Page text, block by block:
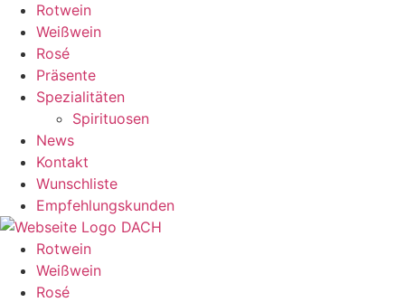
Rotwein
Weißwein
Rosé
Präsente
Spezialitäten
Spirituosen
News
Kontakt
Wunschliste
Empfehlungskunden
Rotwein
Weißwein
Rosé